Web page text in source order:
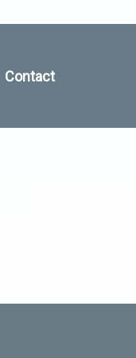
Contact